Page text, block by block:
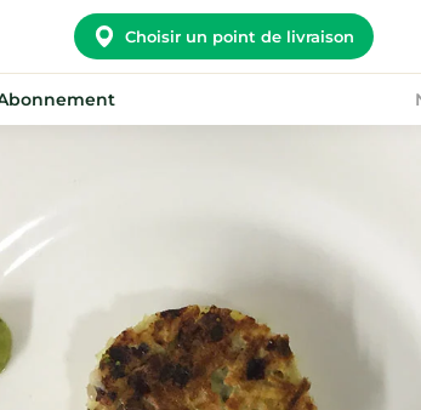
Choisir un point de livraison
Nos points relais
Devenir point